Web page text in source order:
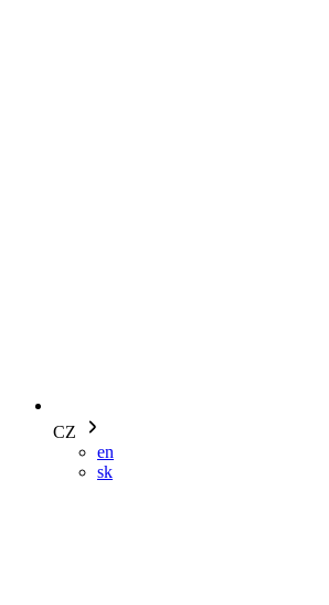
CZ
en
sk